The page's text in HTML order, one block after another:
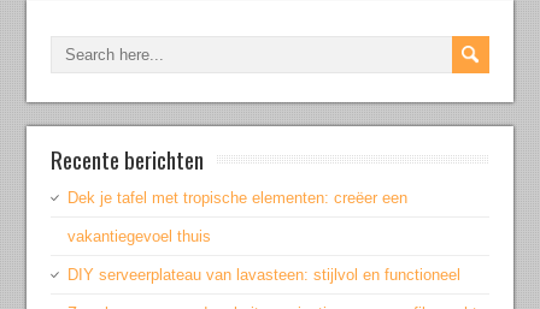
Recente berichten
Dek je tafel met tropische elementen: creëer een
vakantiegevoel thuis
DIY serveerplateau van lavasteen: stijlvol en functioneel